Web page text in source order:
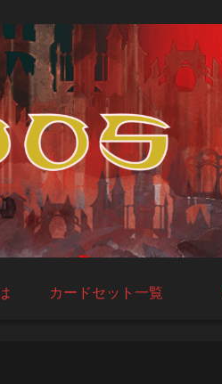
カードセット一覧